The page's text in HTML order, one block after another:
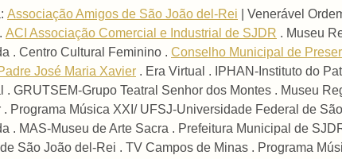
Associação Amigos de São João del-Rei | Venerável
ACI Associação Comercial e Industrial de SJDR . Museu
. Centro Cultural Feminino . Conselho Municipal de
José Maria Xavier . Era Virtual . IPHAN-Instituto do
. GRUTSEM-Grupo Teatral Senhor dos Montes . Museu
. Programa Música XXI/ UFSJ-Universidade Federal de
. MAS-Museu de Arte Sacra . Prefeitura Municipal de
São João del-Rei . TV Campos de Minas . Programa